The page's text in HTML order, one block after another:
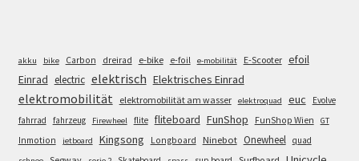
akku bike Carbon dreirad e-bike e-foil e-mobilität E-Scooter efoil
Einrad electric elektrisch Elektrisches Einrad
elektromobilität elektromobilität am wasser elektroquad euc
Evolve
fahrrad
fahrzeug Firewheel flite fliteboard FunShop FunShop Wien GT
Inmotion jetboard Kingsong Longboard Ninebot Onewheel quad